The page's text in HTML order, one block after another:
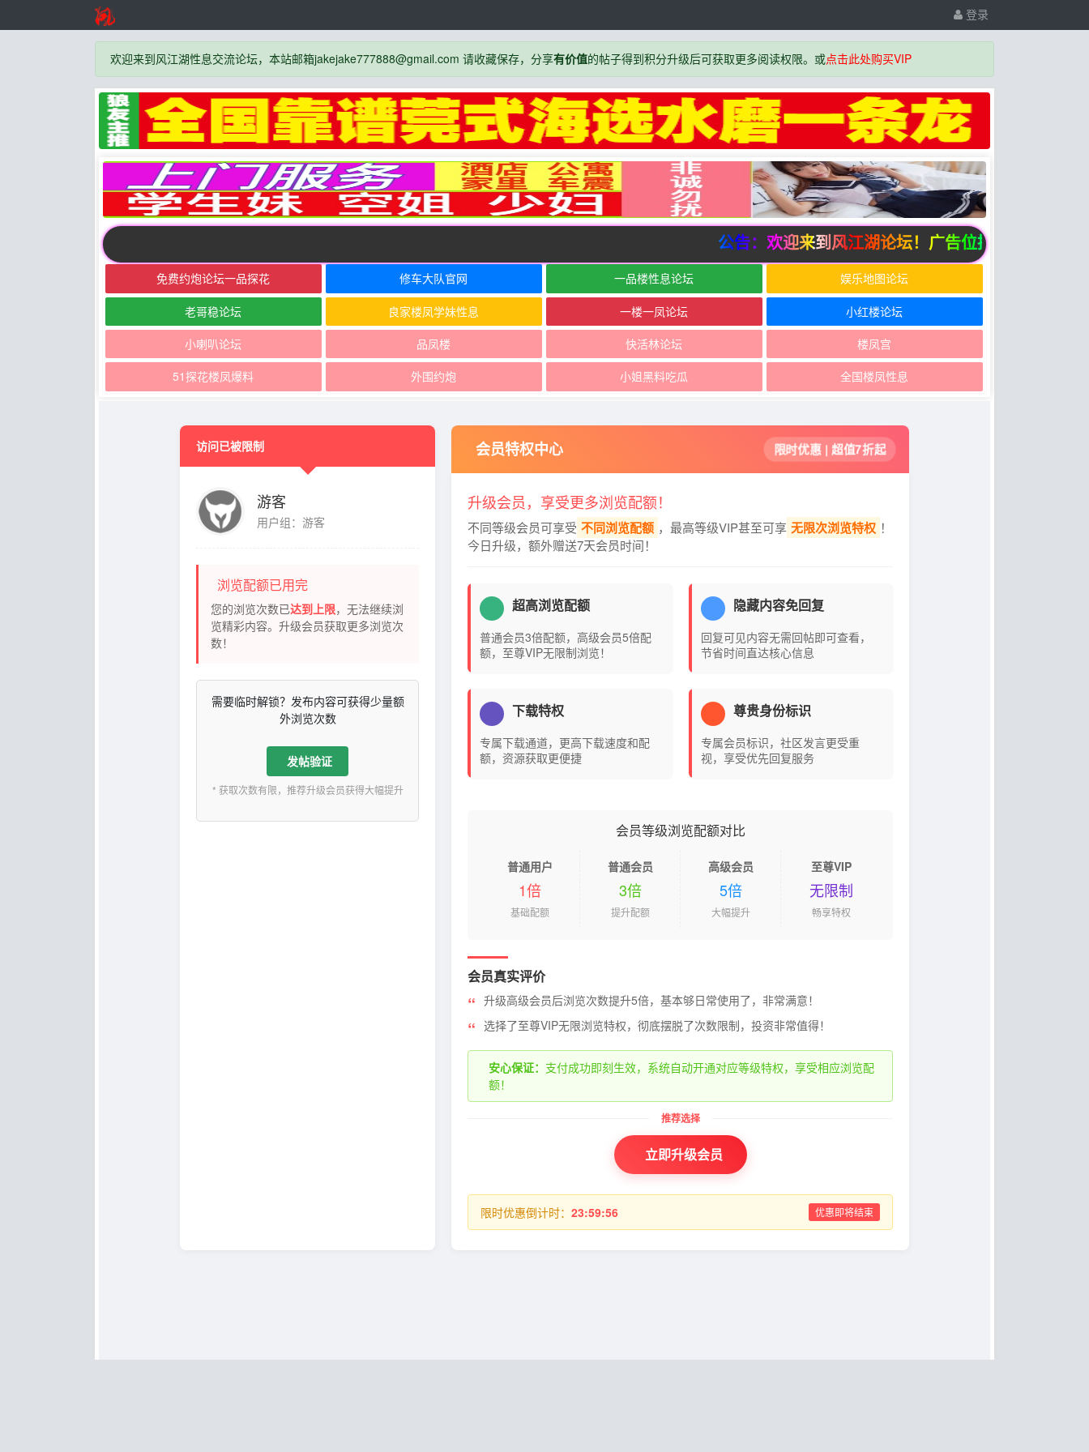
登录
欢迎来到风江湖性息交流论坛，本站邮箱jakejake777888@gmail.com 请收藏保存，分享有价值的帖子得到积分升级后可获取更多阅读权限。或点击此处购买VIP
公告：欢迎来到风江湖论坛！广告位招商中
免费约炮论坛一品探花 修车大队官网 一品楼性息论坛 娱乐地图论坛
老哥稳论坛 良家楼凤学妹性息 一楼一凤论坛 小红楼论坛
小喇叭论坛 品凤楼 快活林论坛 楼凤宫
51探花楼凤爆料 外围约炮 小姐黑料吃瓜 全国楼凤性息
访问已被限制
游客
用户组：游客
浏览配额已用完
您的浏览次数已达到上限，无法继续浏
览精彩内容。升级会员获取更多浏览次
数！
需要临时解锁？发布内容可获得少量额
外浏览次数
发帖验证
* 获取次数有限，推荐升级会员获得大幅提升
会员特权中心 限时优惠 | 超值7折起
升级会员，享受更多浏览配额！
不同等级会员可享受 不同浏览配额 ，最高等级VIP甚至可享 无限次浏览特权 ！
今日升级，额外赠送7天会员时间！
超高浏览配额
普通会员3倍配额，高级会员5倍配
额，至尊VIP无限制浏览！
隐藏内容免回复
回复可见内容无需回帖即可查看，
节省时间直达核心信息
下载特权
专属下载通道，更高下载速度和配
额，资源获取更便捷
尊贵身份标识
专属会员标识，社区发言更受重
视，享受优先回复服务
会员等级浏览配额对比
普通用户
1倍
基础配额
普通会员
3倍
提升配额
高级会员
5倍
大幅提升
至尊VIP
无限制
畅享特权
会员真实评价
升级高级会员后浏览次数提升5倍，基本够日常使用了，非常满意！
选择了至尊VIP无限浏览特权，彻底摆脱了次数限制，投资非常值得！
安心保证： 支付成功即刻生效，系统自动开通对应等级特权，享受相应浏览配
额！
立即升级会员
限时优惠倒计时： 23:59:55 优惠即将结束